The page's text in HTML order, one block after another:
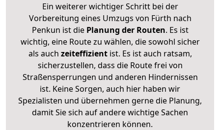
Ein weiterer wichtiger Schritt bei der
Vorbereitung eines Umzugs von Fürth nach
Penkun ist diePlanung der Routen. Es ist
wichtig, eine Route zu wählen, die sowohl sicher
als auch zeiteffizientist. Es ist auch ratsam,
sicherzustellen, dass die Route frei von
Straßensperrungen und anderen Hindernissen
ist. Keine Sorgen, auch hier haben wir
Spezialisten und übernehmen gerne die Planung,
damit Sie sich auf andere wichtige Sachen
konzentrieren können.